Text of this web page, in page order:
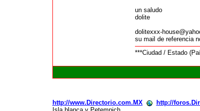
un saludo
dolite
dolitexxx-
su mail de referencia
***Ciudad / Estado
http://www.Directorio.com.MX http://